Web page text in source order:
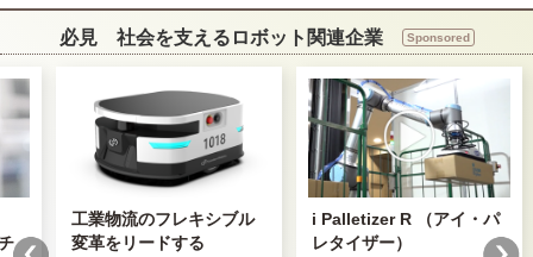
必見 社会を支えるロボット関連企業 Sponsored
i Palletizer R （アイ・パ
レタイザー）
ドイツ市場 事業展開・進
出 無料サポート